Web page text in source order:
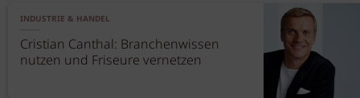
INDUSTRIE & HANDEL
Cristian Canthal: Branchenwissen
nutzen und Friseure vernetzen